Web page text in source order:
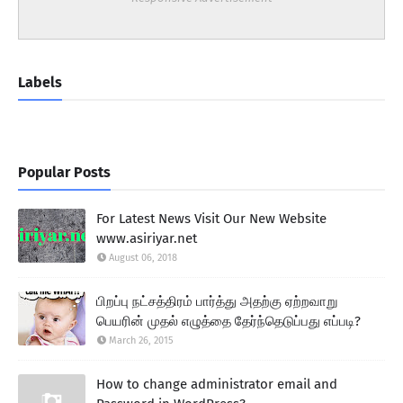
Labels
Popular Posts
For Latest News Visit Our New Website
www.asiriyar.net
August 06, 2018
பிறப்பு நட்சத்திரம் பார்த்து அதற்கு ஏற்றவாறு
பெயரின் முதல் எழுத்தை தேர்ந்தெடுப்பது எப்படி?
March 26, 2015
How to change administrator email and